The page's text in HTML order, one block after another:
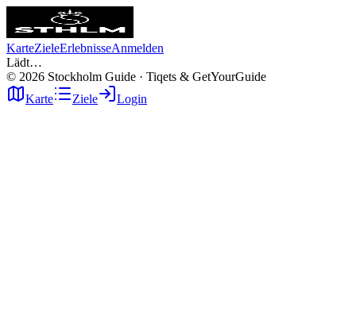
KarteZieleErlebnisseAnmelden
Lädt…
© 2026 Stockholm Guide · Tiqets & GetYourGuide
Karte
Ziele Login